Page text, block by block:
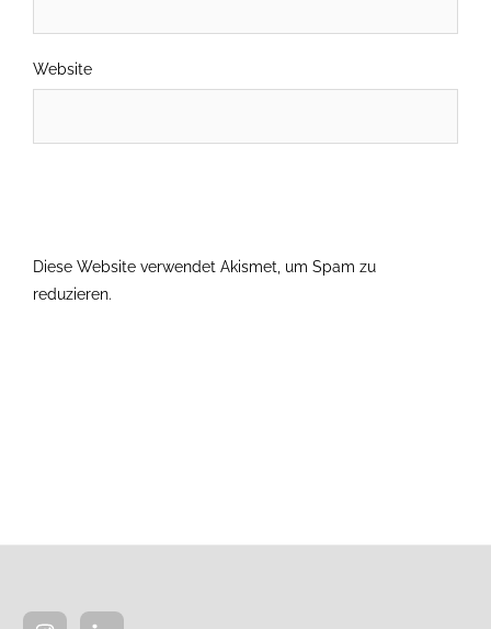
Website
Diese Website verwendet Akismet, um Spam zu
reduzieren.